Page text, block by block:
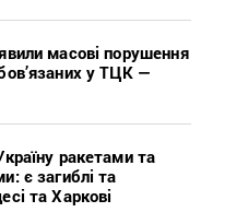
масові порушення
у ТЦК —
ракетами та
є загиблі та
та Харкові